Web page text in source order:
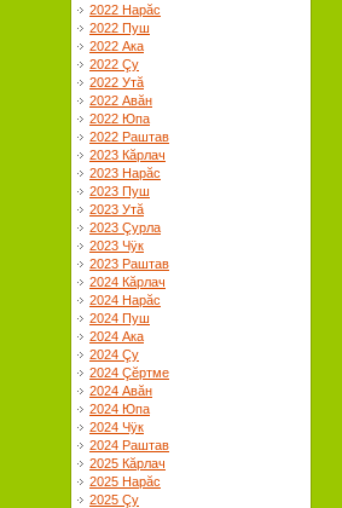
2022 Нарăс
2022 Пуш
2022 Ака
2022 Çу
2022 Утă
2022 Авăн
2022 Юпа
2022 Раштав
2023 Кăрлач
2023 Нарăс
2023 Пуш
2023 Утă
2023 Çурла
2023 Чÿк
2023 Раштав
2024 Кăрлач
2024 Нарăс
2024 Пуш
2024 Ака
2024 Çу
2024 Çĕртме
2024 Авăн
2024 Юпа
2024 Чÿк
2024 Раштав
2025 Кăрлач
2025 Нарăс
2025 Çу